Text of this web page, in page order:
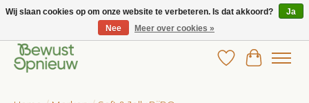
Wij bieden het grootste aanbod in betaalbare kinderkleding!
Verlanglijst
Wij slaan cookies op om onze website te verbeteren. Is dat akkoord?
Ja
Nee
Meer over cookies »